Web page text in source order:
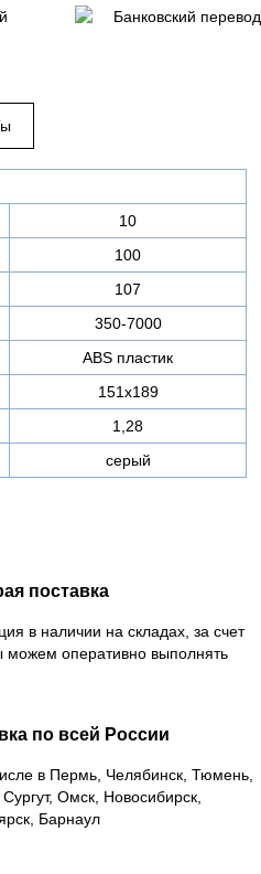
Банковский перевод
10
100
107
350-7000
ABS пластик
151х189
1,28
серый
поставка
в наличии на складах, за счет
можем оперативно выполнять
по всей России
в Пермь, Челябинск, Тюмень,
Сургут, Омск, Новосибирск,
Барнаул